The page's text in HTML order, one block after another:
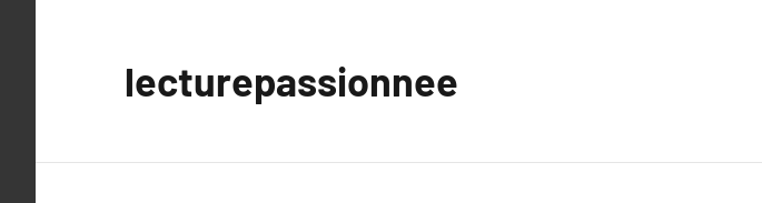
lecturepassionnee